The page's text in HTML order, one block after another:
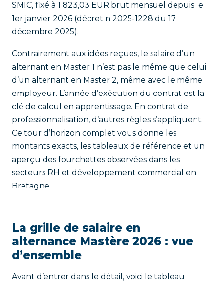
SMIC, fixé à 1 823,03 EUR brut mensuel depuis le
1er janvier 2026 (décret n 2025-1228 du 17
décembre 2025).
Contrairement aux idées reçues, le salaire d’un
alternant en Master 1 n’est pas le même que celui
d’un alternant en Master 2, même avec le même
employeur. L’année d’exécution du contrat est la
clé de calcul en apprentissage. En contrat de
professionnalisation, d’autres règles s’appliquent.
Ce tour d’horizon complet vous donne les
montants exacts, les tableaux de référence et un
aperçu des fourchettes observées dans les
secteurs RH et développement commercial en
Bretagne.
La grille de salaire en
alternance Mastère 2026 : vue
d’ensemble
Avant d’entrer dans le détail, voici le tableau